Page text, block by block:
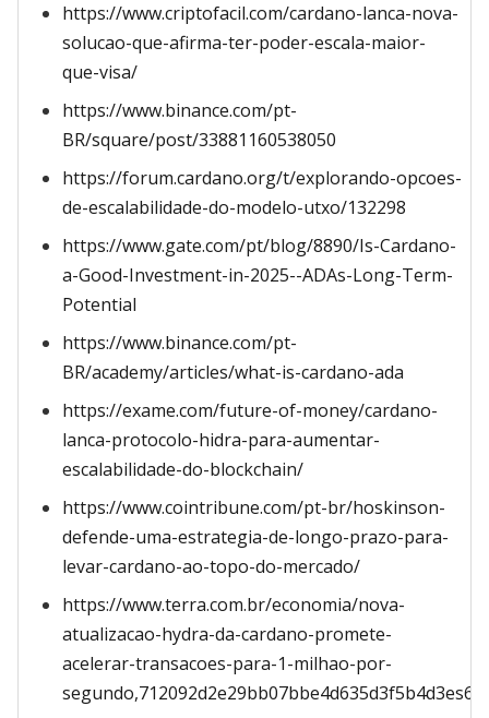
https://www.criptofacil.com/cardano-lanca-nova-
solucao-que-afirma-ter-poder-escala-maior-
que-visa/
https://www.binance.com/pt-
BR/square/post/33881160538050
https://forum.cardano.org/t/explorando-opcoes-
de-escalabilidade-do-modelo-utxo/132298
https://www.gate.com/pt/blog/8890/Is-Cardano-
a-Good-Investment-in-2025--ADAs-Long-Term-
Potential
https://www.binance.com/pt-
BR/academy/articles/what-is-cardano-ada
https://exame.com/future-of-money/cardano-
lanca-protocolo-hidra-para-aumentar-
escalabilidade-do-blockchain/
https://www.cointribune.com/pt-br/hoskinson-
defende-uma-estrategia-de-longo-prazo-para-
levar-cardano-ao-topo-do-mercado/
https://www.terra.com.br/economia/nova-
atualizacao-hydra-da-cardano-promete-
acelerar-transacoes-para-1-milhao-por-